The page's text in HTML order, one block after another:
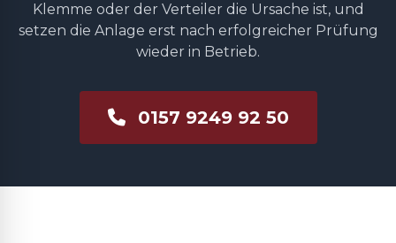
Klemme oder der Verteiler die Ursache ist, und
setzen die Anlage erst nach erfolgreicher Prüfung
wieder in Betrieb.
0157 9249 92 50